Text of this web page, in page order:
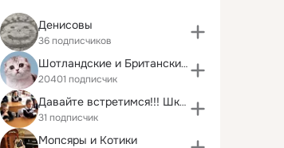
Денисовы
36 подписчиков
Шотландские и Британские кошки
20401 подписчик
Давайте встретимся!!! Школа 867 выпуск 1999 год
31 подписчик
Мопсяры и Котики